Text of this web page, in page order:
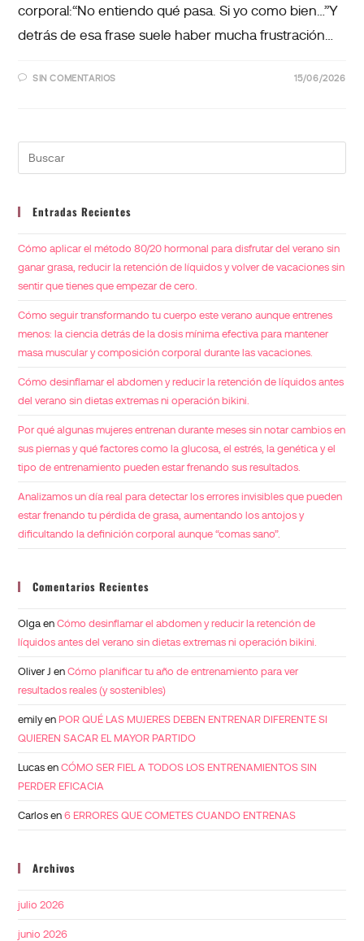
corporal:“No entiendo qué pasa. Si yo como bien…”Y
detrás de esa frase suele haber mucha frustración…
SIN COMENTARIOS 15/06/2026
Entradas Recientes
Cómo aplicar el método 80/20 hormonal para disfrutar del verano sin
ganar grasa, reducir la retención de líquidos y volver de vacaciones sin
sentir que tienes que empezar de cero.
Cómo seguir transformando tu cuerpo este verano aunque entrenes
menos: la ciencia detrás de la dosis mínima efectiva para mantener
masa muscular y composición corporal durante las vacaciones.
Cómo desinflamar el abdomen y reducir la retención de líquidos antes
del verano sin dietas extremas ni operación bikini.
Por qué algunas mujeres entrenan durante meses sin notar cambios en
sus piernas y qué factores como la glucosa, el estrés, la genética y el
tipo de entrenamiento pueden estar frenando sus resultados.
Analizamos un día real para detectar los errores invisibles que pueden
estar frenando tu pérdida de grasa, aumentando los antojos y
dificultando la definición corporal aunque “comas sano”.
Comentarios Recientes
Olga enCómo desinflamar el abdomen y reducir la retención de
líquidos antes del verano sin dietas extremas ni operación bikini.
Oliver J enCómo planificar tu año de entrenamiento para ver
resultados reales (y sostenibles)
emilyen POR QUÉ LAS MUJERES DEBEN ENTRENAR DIFERENTE SI
QUIEREN SACAR EL MAYOR PARTIDO
Lucas enCÓMO SER FIEL A TODOS LOS ENTRENAMIENTOS SIN
PERDER EFICACIA
Carlos en6 ERRORES QUE COMETES CUANDO ENTRENAS
Archivos
julio 2026
junio 2026